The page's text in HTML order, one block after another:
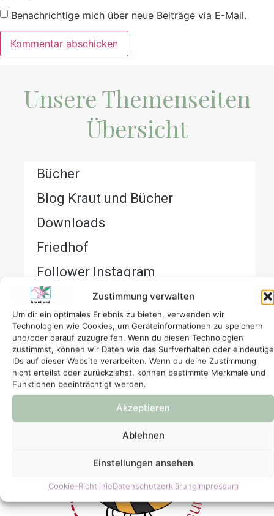
Zustimmung verwalten
Um dir ein optimales Erlebnis zu bieten, verwenden wir
Technologien wie Cookies, um Geräteinformationen zu speichern
und/oder darauf zuzugreifen. Wenn du diesen Technologien
zustimmst, können wir Daten wie das Surfverhalten oder eindeutige
IDs auf dieser Website verarbeiten. Wenn du deine Zustimmung
nicht erteilst oder zurückziehst, können bestimmte Merkmale und
Funktionen beeinträchtigt werden.
Akzeptieren
Ablehnen
Einstellungen ansehen
Cookie-RichtlinieDatenschutzerklärungImpressum
Benachrichtige mich über neue Beiträge via E-Mail.
Unsere Themenseiten
Übersicht
Bücher
Blog Kraut und Bücher
Downloads
Friedhof
Follower Instagram
Artensprechstunde
Workshops Events
Veranstaltung Buchen